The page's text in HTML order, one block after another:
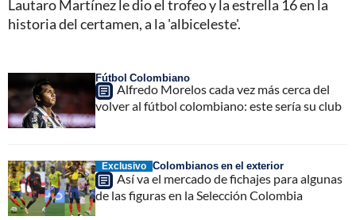
Lautaro Martínez le dio el trofeo y la estrella 16 en la
historia del certamen, a la 'albiceleste'.
Fútbol Colombiano
Alfredo Morelos cada vez más cerca del
volver al fútbol colombiano: este sería su club
Exclusivo Colombianos en el exterior
Así va el mercado de fichajes para algunas
de las figuras en la Selección Colombia